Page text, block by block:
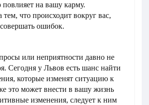
на вашу карму.
тем, что происходит вокруг вас,
совершать ошибок.
или неприятности давно не
Сегодня у Львов есть шанс найти
которые изменят ситуацию к
это может внести в вашу жизнь
изменения, следует к ним